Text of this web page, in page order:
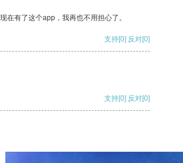
在有了这个app，我再也不用担心了。
支持[0] 反对[0]
支持[0] 反对[0]